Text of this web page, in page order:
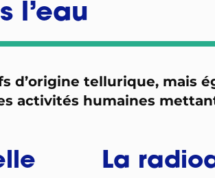
l’eau
d’origine tellurique, mais
activités humaines
La